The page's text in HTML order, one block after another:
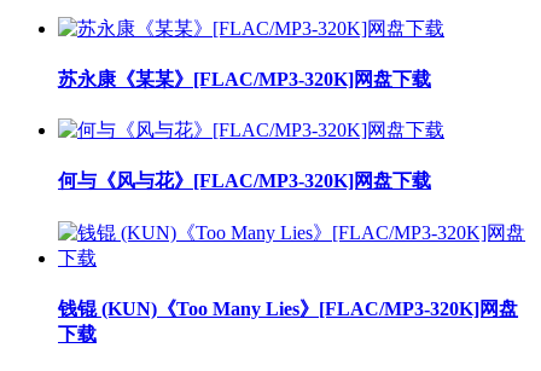
苏永康《某某》[FLAC/MP3-320K]网盘下载
何与《风与花》[FLAC/MP3-320K]网盘下载
钱锟 (KUN)《Too Many Lies》[FLAC/MP3-320K]网盘
下载